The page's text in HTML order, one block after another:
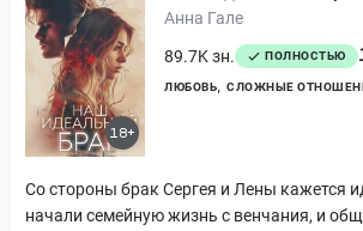
18+
Анна Гале
89.7K зн.
ПОЛНОСТЬЮ
ЛЮБОВЬ СЛОЖНЫЕ
Со стороны брак Сергея и Лены кажется
начали семейную жизнь с венчания, и